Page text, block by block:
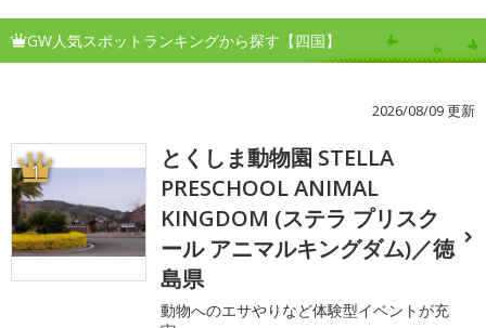
GW人気スポットランキングから探す【四国】
2026/08/09 更新
1
とくしま動物園 STELLA
PRESCHOOL ANIMAL
KINGDOM (ステラ プリスク
ール アニマルキングダム)／徳
島県
動物へのエサやりなど体験型イベントが充